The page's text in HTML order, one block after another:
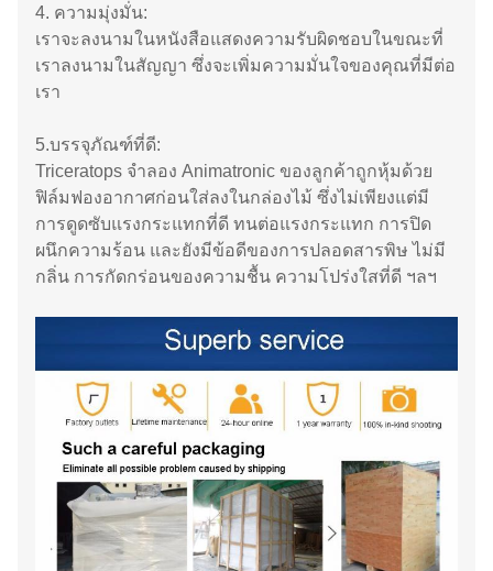
4. ความมุ่งมั่น:
เราจะลงนามในหนังสือแสดงความรับผิดชอบในขณะที่
เราลงนามในสัญญา ซึ่งจะเพิ่มความมั่นใจของคุณที่มีต่อ
เรา
5.บรรจุภัณฑ์ที่ดี:
Triceratops จำลอง Animatronic ของลูกค้าถูกหุ้มด้วย
ฟิล์มฟองอากาศก่อนใส่ลงในกล่องไม้ ซึ่งไม่เพียงแต่มี
การดูดซับแรงกระแทกที่ดี ทนต่อแรงกระแทก การปิด
ผนึกความร้อน และยังมีข้อดีของการปลอดสารพิษ ไม่มี
กลิ่น การกัดกร่อนของความชื้น ความโปร่งใสที่ดี ฯลฯ